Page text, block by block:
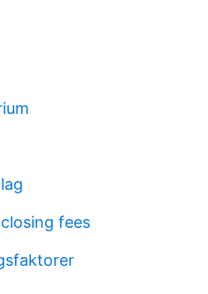
fees